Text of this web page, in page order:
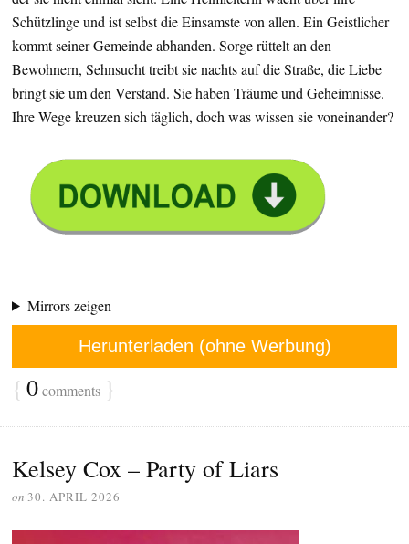
Schützlinge und ist selbst die Einsamste von allen. Ein Geistlicher
kommt seiner Gemeinde abhanden. Sorge rüttelt an den
Bewohnern, Sehnsucht treibt sie nachts auf die Straße, die Liebe
bringt sie um den Verstand. Sie haben Träume und Geheimnisse.
Ihre Wege kreuzen sich täglich, doch was wissen sie voneinander?
Mirrors zeigen
Herunterladen (ohne Werbung)
{ 0comments }
Kelsey Cox – Party of Liars
on 30. APRIL 2026